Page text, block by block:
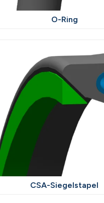
O-Ring
CSA-Siegelstapel